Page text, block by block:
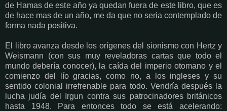
de Hamas de este año ya quedan fuera de este libro, que es
de hace mas de un año, me da que no seria contemplado de
forma nada positiva.
El libro avanza desde los orígenes del sionismo con Hertz y
Weismann (con sus muy reveladoras cartas que todo el
mundo debería conocer), la caída del imperio otomano y el
comienzo del lío gracias, como no, a los ingleses y su
sentido colonial irrefrenable para todo. Vendría después la
lucha judía del Irgun contra sus patrocinadores británicos
hasta 1948. Para entonces todo se está acelerando: